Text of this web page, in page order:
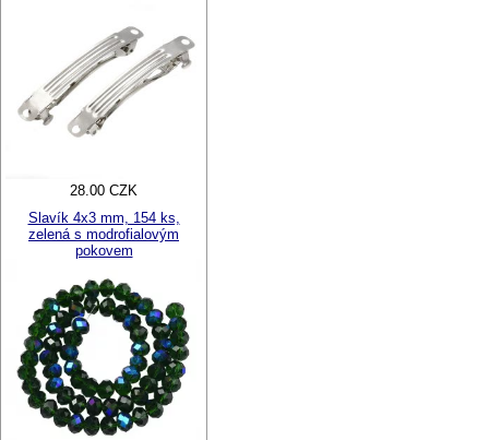
28.00 CZK
Slavík 4x3 mm, 154 ks,
zelená s modrofialovým
pokovem